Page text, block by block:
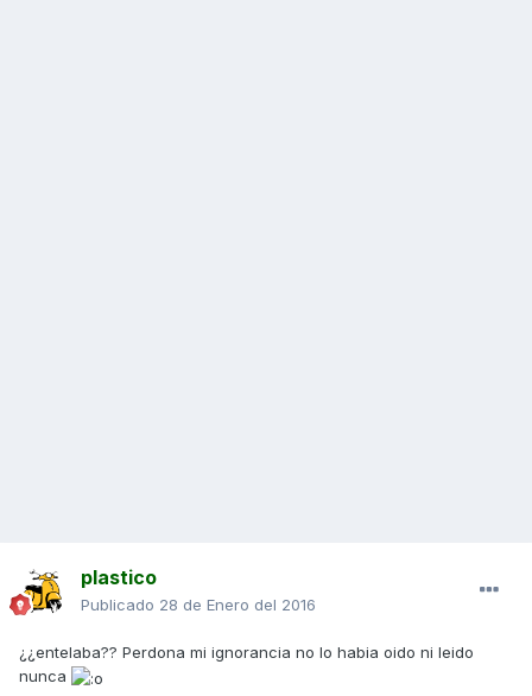
plastico
Publicado 28 de Enero del 2016
¿¿entelaba?? Perdona mi ignorancia no lo habia oido ni leido
nunca